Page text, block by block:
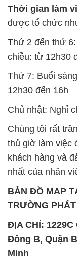
Thời gian làm
được tổ chức
Thứ 2 đến thứ
chiều: từ 12h30
Thứ 7: Buổi
12h30 đến 16h
Chủ nhật: Nghỉ
Chúng tôi rất
thủ giờ làm việc
khách hàng và
nhất của nhân
BẢN ĐỒ MAP
TRƯỜNG PHÁT
ĐỊA CHỈ:
Đông B, Quận
Minh